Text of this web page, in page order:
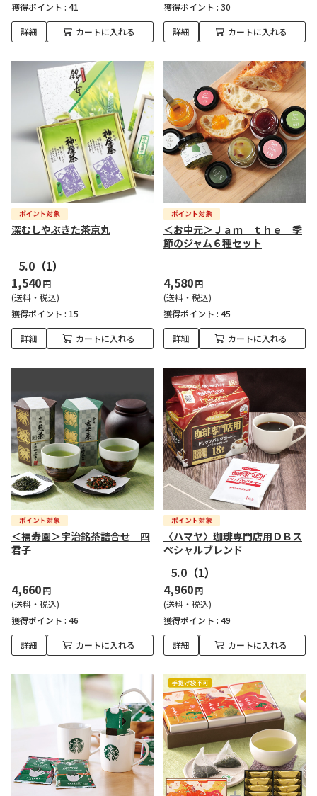
獲得ポイント : 41
詳細 カートに入れる
獲得ポイント : 30
詳細 カートに入れる
深むしやぶきた茶京丸
5.0 （1）
1,540円
(送料・税込)
獲得ポイント : 15
詳細 カートに入れる
＜お中元＞Ｊａｍ ｔｈｅ 季
節のジャム６種セット
4,580円
(送料・税込)
獲得ポイント : 45
詳細 カートに入れる
＜福寿園＞宇治銘茶詰合せ 四
君子
4,660円
(送料・税込)
獲得ポイント : 46
詳細 カートに入れる
〈ハマヤ〉珈琲専門店用ＤＢス
ペシャルブレンド
5.0 （1）
4,960円
(送料・税込)
獲得ポイント : 49
詳細 カートに入れる